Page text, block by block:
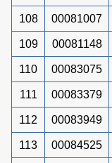
108 00081007
109 00081148
110 00083075
111 00083379
112 00083949
113 00084525